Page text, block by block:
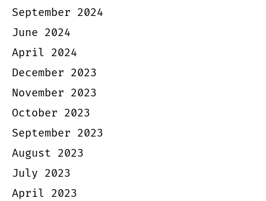
September 2024
June 2024
April 2024
December 2023
November 2023
October 2023
September 2023
August 2023
July 2023
April 2023